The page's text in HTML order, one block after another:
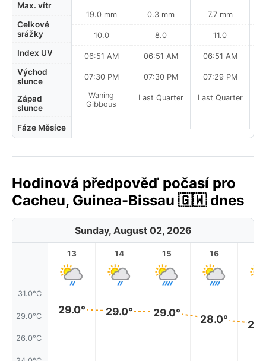
Max. vítr
Celkové
srážky
Index UV
Východ
slunce
Západ
slunce
Fáze Měsíce
19.0 mm
10.0
06:51 AM
07:30 PM
Waning
Gibbous
0.3 mm
8.0
06:51 AM
07:30 PM
Last Quarter
7.7 mm
11.0
06:51 AM
07:29 PM
Last Quarter
Hodinová předpověď počasí pro
Cacheu, Guinea-Bissau 🇬🇼 dnes
Sunday, August 02, 2026
31.0°C
29.0°C
26.0°C
13
29.0°
14
29.0°
15
29.0°
16
28.0°